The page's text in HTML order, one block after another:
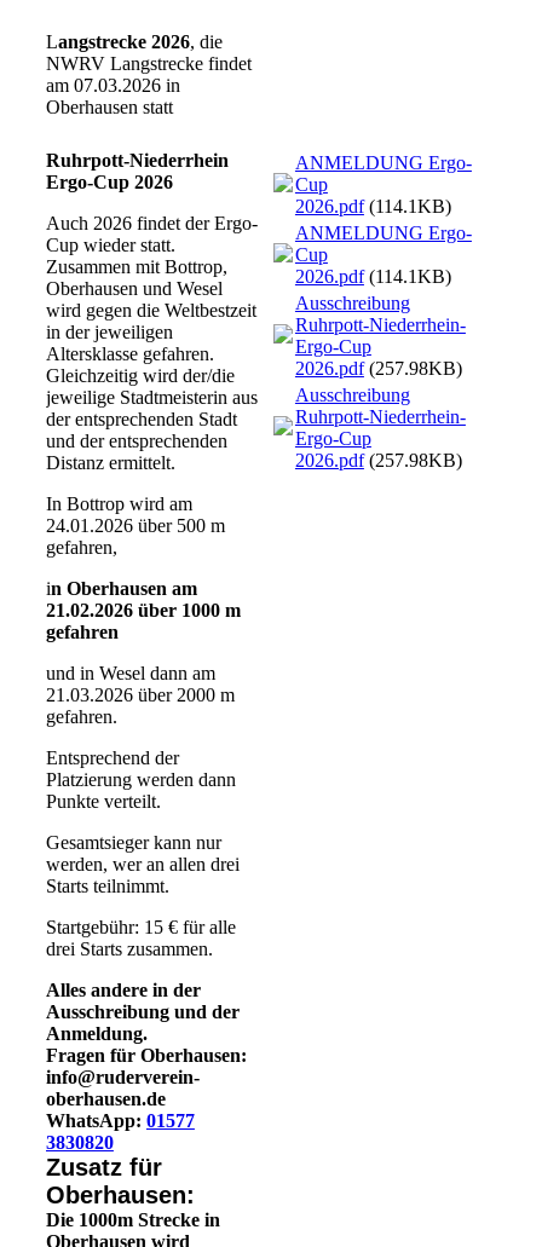
Langstrecke 2026, die
NWRV Langstrecke findet
am 07.03.2026 in
Oberhausen statt
Ruhrpott-Niederrhein
Ergo-Cup 2026
Auch 2026 findet der Ergo-
Cup wieder statt.
Zusammen mit Bottrop,
Oberhausen und Wesel
wird gegen die Weltbestzeit
in der jeweiligen
Altersklasse gefahren.
Gleichzeitig wird der/die
jeweilige Stadtmeisterin aus
der entsprechenden Stadt
und der entsprechenden
Distanz ermittelt.
In Bottrop wird am
24.01.2026 über 500 m
gefahren,
in Oberhausen am
21.02.2026 über 1000 m
gefahren
und in Wesel dann am
21.03.2026 über 2000 m
gefahren.
Entsprechend der
Platzierung werden dann
Punkte verteilt.
Gesamtsieger kann nur
werden, wer an allen drei
Starts teilnimmt.
Startgebühr: 15 € für alle
drei Starts zusammen.
Alles andere in der
Ausschreibung und der
Anmeldung.
Fragen für Oberhausen:
info@ruderverein-
oberhausen.de
WhatsApp: 01577
3830820
Zusatz für
Oberhausen:
Die 1000m Strecke in
Oberhausen wird
ANMELDUNG Ergo-
Cup
2026.pdf(114.1KB)
ANMELDUNG Ergo-
Cup
2026.pdf(114.1KB)
Ausschreibung
Ruhrpott-Niederrhein-
Ergo-Cup
2026.pdf(257.98KB)
Ausschreibung
Ruhrpott-Niederrhein-
Ergo-Cup
2026.pdf(257.98KB)